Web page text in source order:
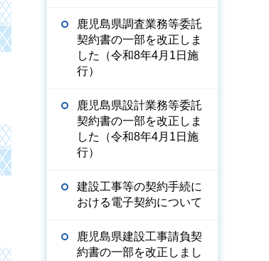
鹿児島県調査業務等委託
契約書の一部を改正しま
した（令和8年4月1日施
行）
鹿児島県設計業務等委託
契約書の一部を改正しま
した（令和8年4月1日施
行）
建設工事等の契約手続に
おける電子契約について
鹿児島県建設工事請負契
約書の一部を改正しまし